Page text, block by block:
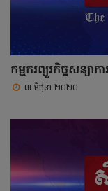
កម្មករព្យួរកិច្ចសន្យា
៣ មិថុនា ២០២០